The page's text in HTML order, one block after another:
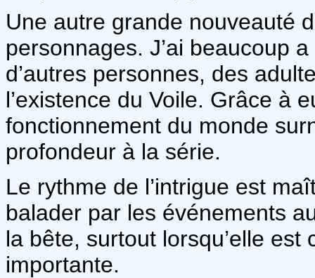
Une autre grande nouveauté
personnages. J’ai beaucoup
d’autres personnes, des
l’existence du Voile. Grâce à
fonctionnement du monde
profondeur à la série.
Le rythme de l’intrigue est
balader par les événements
la bête, surtout lorsqu’elle
importante.